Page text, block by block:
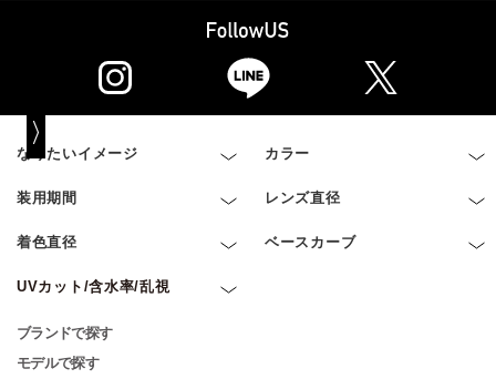
なりたいイメージ カラー
装用期間 レンズ直径
着色直径 ベースカーブ
UVカット/含水率/乱視
ブランドで探す
モデルで探す